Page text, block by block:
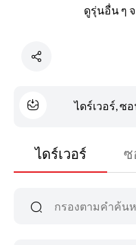
ดูรุ่นอื่น ๆ
ไดร์เวอร์, ซ
ไดร์เวอร์ ซ